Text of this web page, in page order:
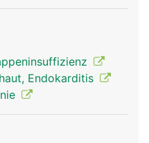
Arme versorgen. Im
die grossen Äste
und der Nieren.
sich die Aorta in die
Versorgung der
Endokarditis